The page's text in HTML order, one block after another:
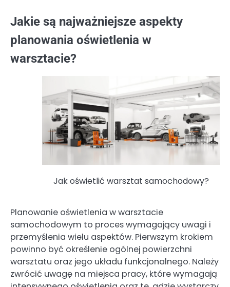
Jakie są najważniejsze aspekty
planowania oświetlenia w
warsztacie?
Jak oświetlić warsztat samochodowy?
Planowanie oświetlenia w warsztacie
samochodowym to proces wymagający uwagi i
przemyślenia wielu aspektów. Pierwszym krokiem
powinno być określenie ogólnej powierzchni
warsztatu oraz jego układu funkcjonalnego. Należy
zwrócić uwagę na miejsca pracy, które wymagają